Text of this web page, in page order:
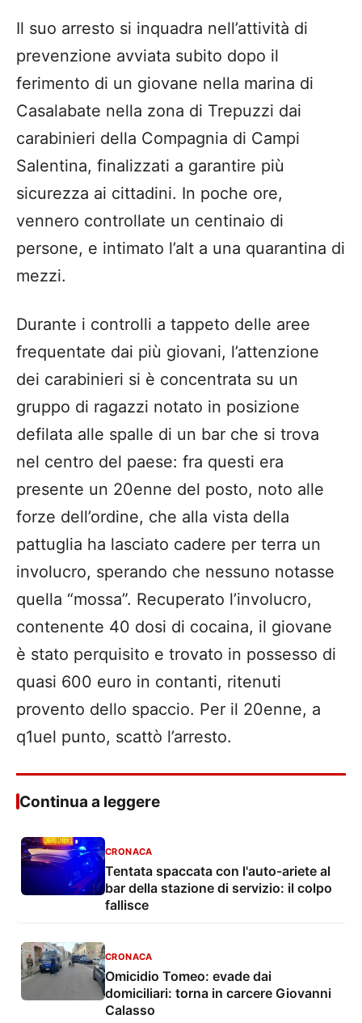
Il suo arresto si inquadra nell’attività di
prevenzione avviata subito dopo il
ferimento di un giovane nella marina di
Casalabate nella zona di Trepuzzi dai
carabinieri della Compagnia di Campi
Salentina, finalizzati a garantire più
sicurezza ai cittadini. In poche ore,
vennero controllate un centinaio di
persone, e intimato l’alt a una quarantina di
mezzi.
Durante i controlli a tappeto delle aree
frequentate dai più giovani, l’attenzione
dei carabinieri si è concentrata su un
gruppo di ragazzi notato in posizione
defilata alle spalle di un bar che si trova
nel centro del paese: fra questi era
presente un 20enne del posto, noto alle
forze dell’ordine, che alla vista della
pattuglia ha lasciato cadere per terra un
involucro, sperando che nessuno notasse
quella “mossa”. Recuperato l’involucro,
contenente 40 dosi di cocaina, il giovane
è stato perquisito e trovato in possesso di
quasi 600 euro in contanti, ritenuti
provento dello spaccio. Per il 20enne, a
q1uel punto, scattò l’arresto.
Continua a leggere
CRONACA
Tentata spaccata con l'auto-ariete al
bar della stazione di servizio: il colpo
fallisce
CRONACA
Omicidio Tomeo: evade dai
domiciliari: torna in carcere Giovanni
Calasso